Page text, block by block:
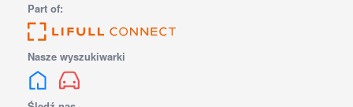
Part of:
Nasze wyszukiwarki